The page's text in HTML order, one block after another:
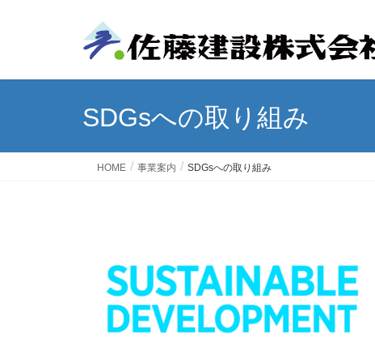
SDGsへの取り組み
HOME 事業案内 SDGsへの取り組み